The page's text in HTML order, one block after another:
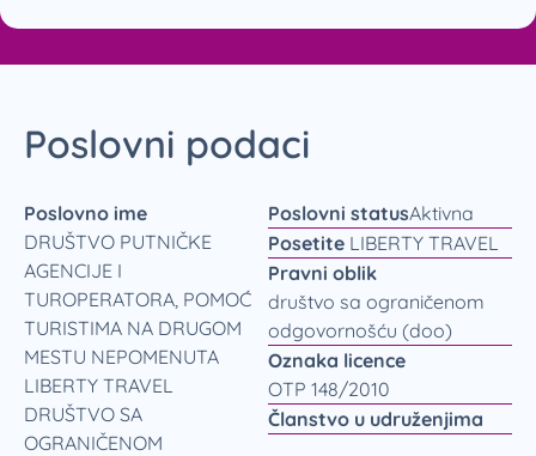
Poslovni podaci
Poslovno ime
DRUŠTVO PUTNIČKE
AGENCIJE I
TUROPERATORA, POMOĆ
TURISTIMA NA DRUGOM
MESTU NEPOMENUTA
LIBERTY TRAVEL
DRUŠTVO SA
OGRANIČENOM
Poslovni statusAktivna
Posetite LIBERTY TRAVEL
Pravni oblik
društvo sa ograničenom
odgovornošću (doo)
Oznaka licence
OTP 148/2010
Članstvo u udruženjima